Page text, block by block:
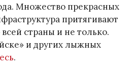
Множество прекрасных
притягивают
страны и не только.
и других лыжных
.